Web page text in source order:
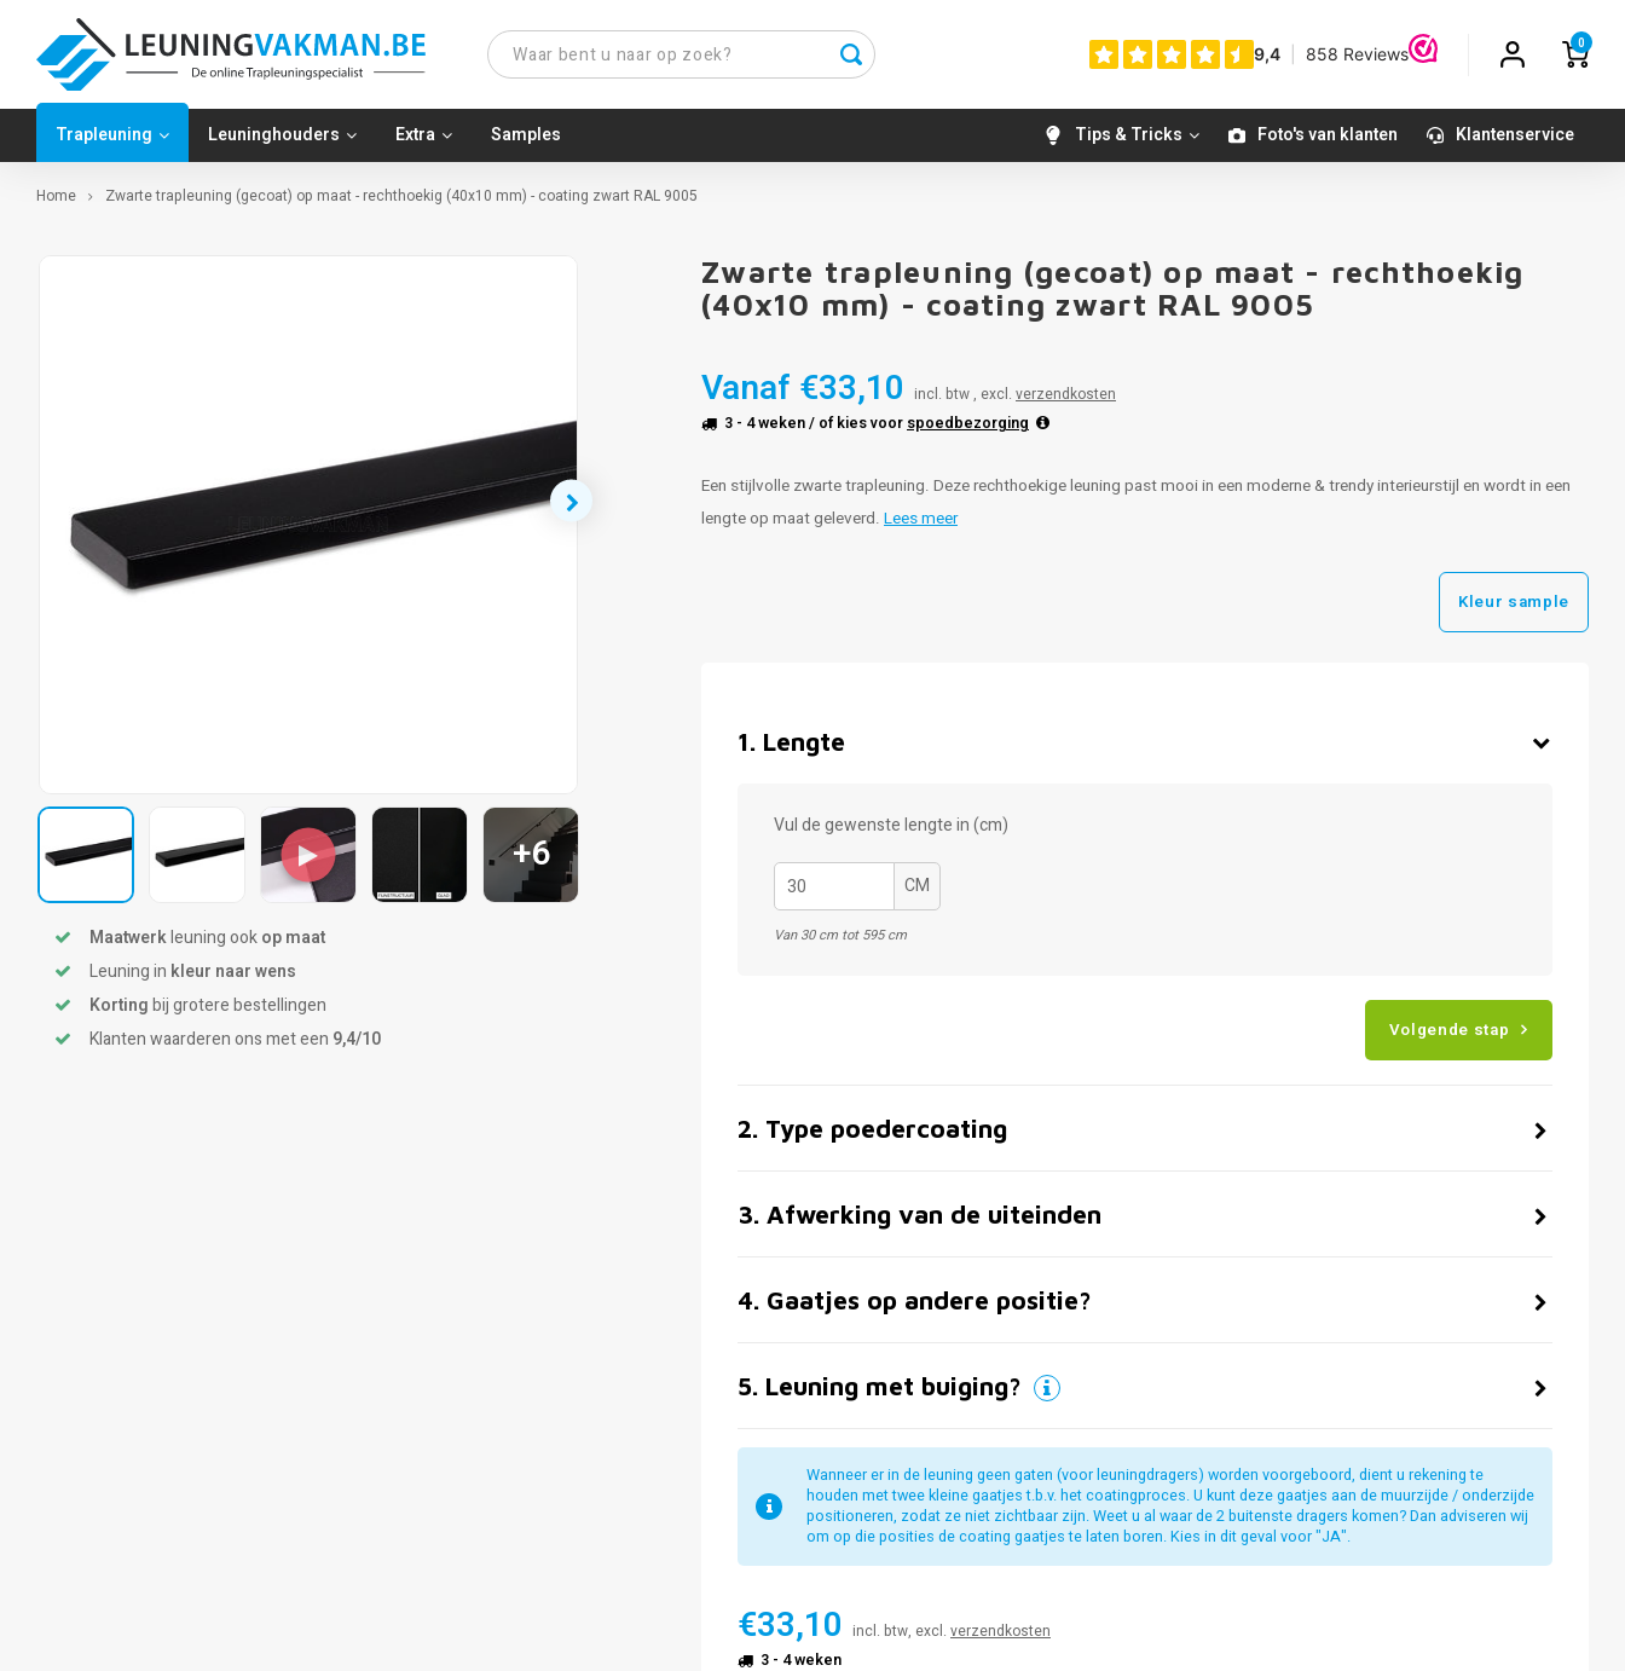
0
Trapleuning Leuninghouders Extra Samples Tips & Tricks Foto's van klanten Klantenservice
Home Zwarte trapleuning (gecoat) op maat - rechthoekig (40x10 mm) - coating zwart RAL 9005
+6
Maatwerkleuning ookop maat
Leuning in kleur naar wens
Kortingbij grotere bestellingen
Klanten waarderen ons met een 9,4/10
Zwarte trapleuning (gecoat) op maat - rechthoekig
(40x10 mm) - coating zwart RAL 9005
Vanaf €33,10 incl. btw , excl. verzendkosten
3 - 4 weken/ of kies voor spoedbezorging
Een stijlvolle zwarte trapleuning. Deze rechthoekige leuning past mooi in een moderne & trendy interieurstijl en wordt in een
lengte op maat geleverd. Lees meer
Kleur sample
1. Lengte
Vul de gewenste lengte in (cm)
CM
Van 30 cm tot 595 cm
Volgende stap
2. Type poedercoating
3. Afwerking van de uiteinden
4. Gaatjes op andere positie?
5. Leuning met buiging?
Wanneer er in de leuning geen gaten (voor leuningdragers) worden voorgeboord, dient u rekening te
houden met twee kleine gaatjes t.b.v. het coatingproces. U kunt deze gaatjes aan de muurzijde / onderzijde
positioneren, zodat ze niet zichtbaar zijn. Weet u al waar de 2 buitenste dragers komen? Dan adviseren wij
om op die posities de coating gaatjes te laten boren. Kies in dit geval voor "JA".
€33,10 incl. btw, excl. verzendkosten
3 - 4 weken